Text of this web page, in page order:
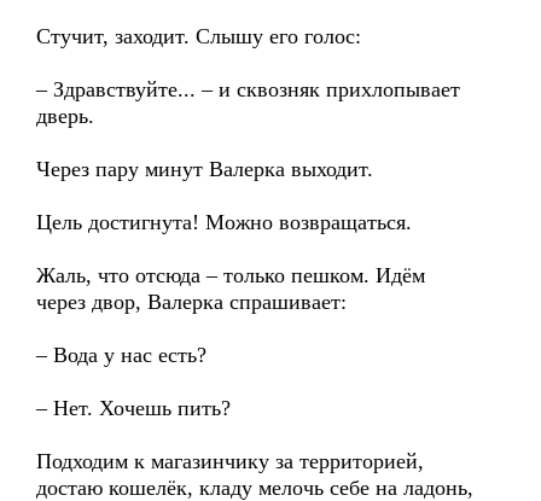
Стучит, заходит. Слышу его голос:
– Здравствуйте... – и сквозняк прихлопывает
дверь.
Через пару минут Валерка выходит.
Цель достигнута! Можно возвращаться.
Жаль, что отсюда – только пешком. Идём
через двор, Валерка спрашивает:
– Вода у нас есть?
– Нет. Хочешь пить?
Подходим к магазинчику за территорией,
достаю кошелёк, кладу мелочь себе на ладонь,